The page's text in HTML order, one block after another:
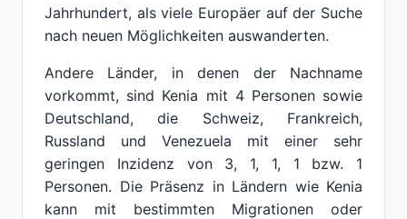
Jahrhundert, als viele Europäer auf der Suche
nach neuen Möglichkeiten auswanderten.
Andere Länder, in denen der Nachname
vorkommt, sind Kenia mit 4 Personen sowie
Deutschland, die Schweiz, Frankreich,
Russland und Venezuela mit einer sehr
geringen Inzidenz von 3, 1, 1, 1 bzw. 1
Personen. Die Präsenz in Ländern wie Kenia
kann mit bestimmten Migrationen oder